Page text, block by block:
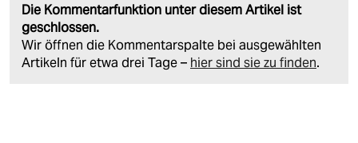
Die Kommentarfunktion unter diesem Artikel ist
geschlossen.
Wir öffnen die Kommentarspalte bei ausgewählten
Artikeln für etwa drei Tage – hier sind sie zu finden.